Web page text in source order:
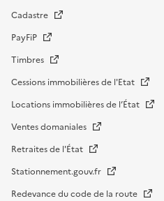
Cadastre
PayFiP
Timbres
Cessions immobilières de l'Etat
Locations immobilières de l’État
Ventes domaniales
Retraites de l'État
Stationnement.gouv.fr
Redevance du code de la route